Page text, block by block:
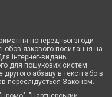
попередньої згоди
обов'язкового посилання на
інтернет-видань
для пошукових систем
другого абзацу в тексті або в
переслідується Законом.